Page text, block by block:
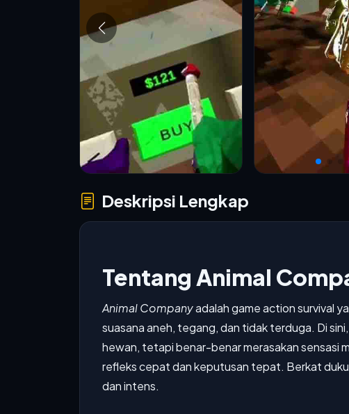
Deskripsi Lengkap
Tentang Animal
Animal Companyadalah game action survival
suasana aneh, tegang, dan tidak terduga. Di
hewan, tetapi benar-benar merasakan sensasi
refleks cepat dan keputusan tepat. Berkat
dan intens.